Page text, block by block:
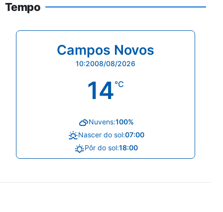
Tempo
Campos Novos
10:2008/08/2026
14°C
Nuvens:100%
Nascer do sol:07:00
Pôr do sol:18:00